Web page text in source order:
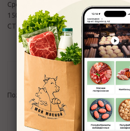
Срок годности изделия в сутках:365
150030, г. Ярославль, пр. Фрунзе, 24а
СТО 62100798-001-2023
Отзывы
Пожалуйста, авторизуйтесь
Задать вопрос